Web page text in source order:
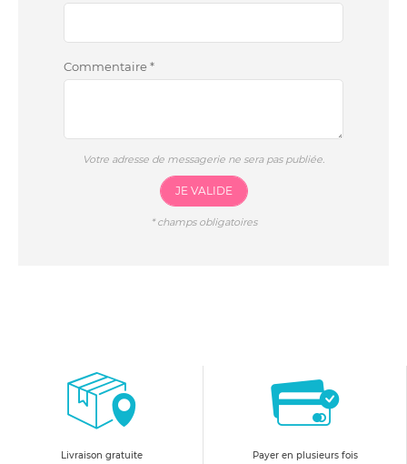
Commentaire*
Votre adresse de messagerie ne sera pas publiée.
JE VALIDE
*champs obligatoires
Livraison gratuite
Payer en plusieurs fois